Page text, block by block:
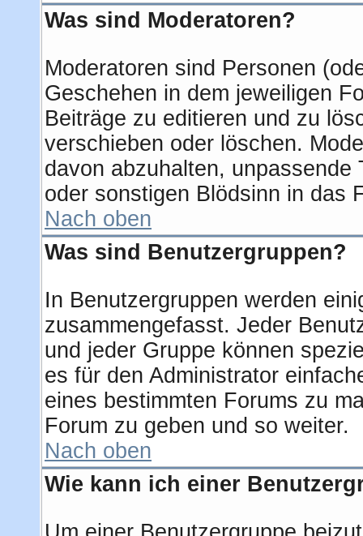
Was sind Moderatoren?
Moderatoren sind Personen
Geschehen in dem jeweiligen
Beiträge zu editieren und zu
verschieben oder löschen.
davon abzuhalten,
oder sonstigen Blödsinn in das
Nach oben
Was sind Benutzergruppen?
In Benutzergruppen werden
zusammengefasst. Jeder
und jeder Gruppe können
es für den Administrator
eines bestimmten Forums zu
Forum zu geben und so weiter.
Nach oben
Wie kann ich einer